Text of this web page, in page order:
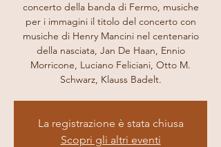
concerto della banda di Fermo, musiche
per i immagini il titolo del concerto con
musiche di Henry Mancini nel centenario
della nasciata, Jan De Haan, Ennio
Morricone, Luciano Feliciani, Otto M.
Schwarz, Klauss Badelt.
La registrazione è stata chiusa
Scopri gli altri eventi